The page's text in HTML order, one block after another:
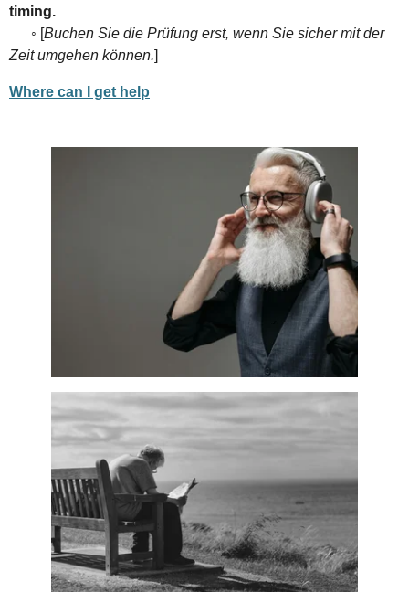
timing.
◦ [Buchen Sie die Prüfung erst, wenn Sie sicher mit der
Zeit umgehen können.]
Where can I get help